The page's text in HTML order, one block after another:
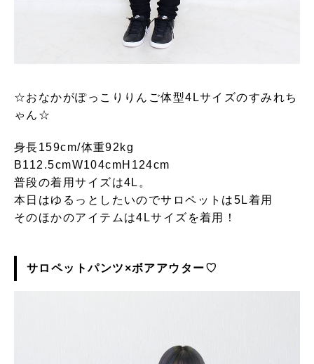
☆おなかがぽっこりりんご体型4Lサイズのすみれち
ゃん☆
身長159cm/体重92kg
B112.5cmW104cmH124cm
普段の着用サイズは4L。
本日はゆるっとしたいのでサロペットは5L着用
そのほかのアイテムは4Lサイズを着用！
サロペットパンツ×ボアアウター♡